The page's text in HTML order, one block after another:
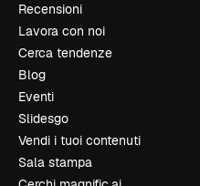
Recensioni
Lavora con noi
Cerca tendenze
Blog
Eventi
Slidesgo
Vendi i tuoi contenuti
Sala stampa